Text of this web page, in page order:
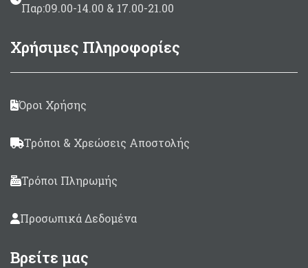
Παρ:09.00-14.00 & 17.00-21.00
Χρήσιμες Πληροφορίες
Όροι Χρήσης
Τρόποι & Χρεώσεις Αποστολής
Τρόποι Πληρωμής
Προσωπικά Δεδομένα
Βρείτε μας